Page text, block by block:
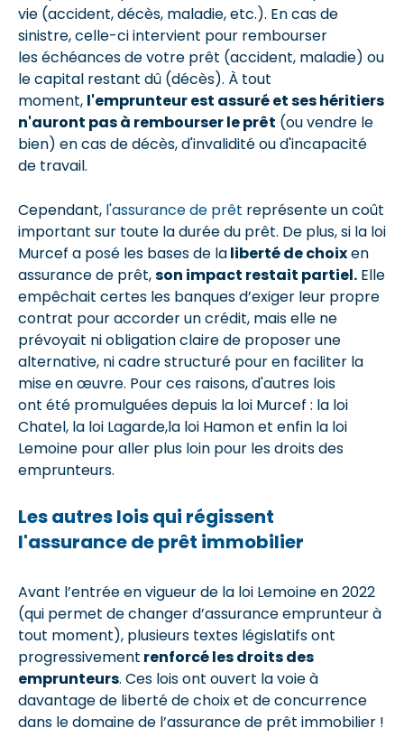
vie (accident, décès, maladie, etc.). En cas de
sinistre, celle-ci intervient pour rembourser
les échéances de votre prêt (accident, maladie) ou
le capital restant dû (décès). À tout
moment, l'emprunteur est assuré et ses héritiers
n'auront pas à rembourser le prêt (ou vendre le
bien) en cas de décès, d'invalidité ou d'incapacité
de travail.
Cependant, l'assurance de prêt représente un coût
important sur toute la durée du prêt. De plus, si la loi
Murcef a posé les bases de laliberté de choixen
assurance de prêt,son impact restait partiel. Elle
empêchait certes les banques d’exiger leur propre
contrat pour accorder un crédit, mais elle ne
prévoyait ni obligation claire de proposer une
alternative, ni cadre structuré pour en faciliter la
mise en œuvre. Pour ces raisons, d'autres lois
ont été promulguées depuis la loi Murcef : la loi
Chatel, la loi Lagarde,la loi Hamon et enfin la loi
Lemoine pour aller plus loin pour les droits des
emprunteurs.
Les autres lois qui régissent
l'assurance de prêt immobilier
Avant l’entrée en vigueur de la loi Lemoine en 2022
(qui permet de changer d’assurance emprunteur à
tout moment), plusieurs textes législatifs ont
progressivement renforcé les droits des
emprunteurs. Ces lois ont ouvert la voie à
davantage de liberté de choix et de concurrence
dans le domaine de l’assurance de prêt immobilier !